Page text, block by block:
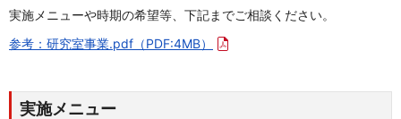
実施メニューや時期の希望等、下記までご相談ください。
参考：研究室事業.pdf （PDF:4MB）
実施メニュー